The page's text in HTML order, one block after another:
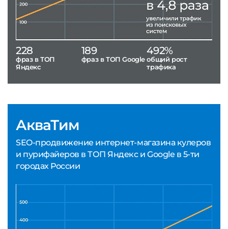
АкваТим
SEO-продвижение интернет-магазина кулеров
и пурифайеров в ТОП Яндекс и Google в 5-ти
городах России
228
фраз в ТОП
Яндекс
189
фраз в ТОП Google
492%
общий рост
трафика